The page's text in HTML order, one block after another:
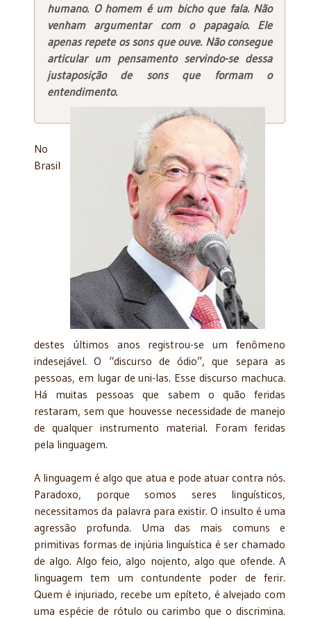
humano. O homem é um bicho que fala. Não
venham argumentar com o papagaio. Ele
apenas repete os sons que ouve. Não consegue
articular um pensamento servindo-se dessa
justaposição de sons que formam o
entendimento.
No
Brasil
destes últimos anos registrou-se um fenômeno
indesejável. O “discurso de ódio”, que separa as
pessoas, em lugar de uni-las. Esse discurso machuca.
Há muitas pessoas que sabem o quão feridas
restaram, sem que houvesse necessidade de manejo
de qualquer instrumento material. Foram feridas
pela linguagem.
A linguagem é algo que atua e pode atuar contra nós.
Paradoxo, porque somos seres linguísticos,
necessitamos da palavra para existir. O insulto é uma
agressão profunda. Uma das mais comuns e
primitivas formas de injúria linguística é ser chamado
de algo. Algo feio, algo nojento, algo que ofende. A
linguagem tem um contundente poder de ferir.
Quem é injuriado, recebe um epíteto, é alvejado com
uma espécie de rótulo ou carimbo que o discrimina.